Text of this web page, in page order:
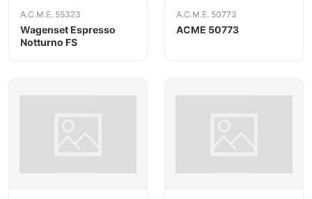
A.C.M.E. 55323
Wagenset Espresso
Notturno FS
A.C.M.E. 50773
ACME 50773